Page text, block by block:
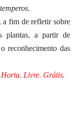
a fim de refletir sobre
plantas, a partir de
reconhecimento das
Horta. Livre. Grátis.